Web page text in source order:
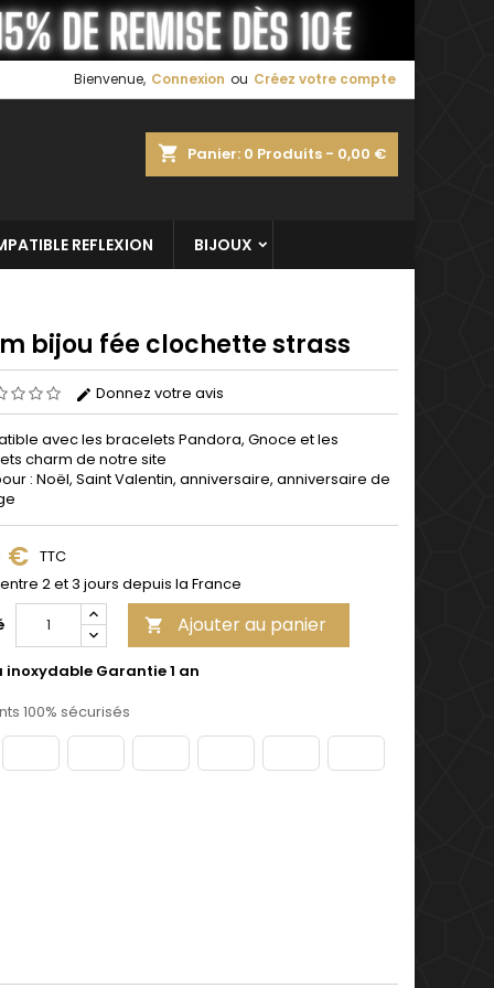
Bienvenue, Connexion ou Créez votre compte
shopping_cart Panier: 0 Produits - 0,00 €
REFLEXION BIJOUX
bijou fée clochette strass
Donnez votre avis
avec les bracelets Pandora, Gnoce et les
charm de notre site
: Noël, Saint Valentin, anniversaire, anniversaire de
€ TTC
2 et 3 jours depuis la France
 Ajouter au panier
inoxydable Garantie 1 an
100% sécurisés